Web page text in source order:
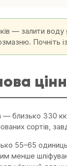
— залити воду
Почніть
— близько 330
сортів,
55–65
менше